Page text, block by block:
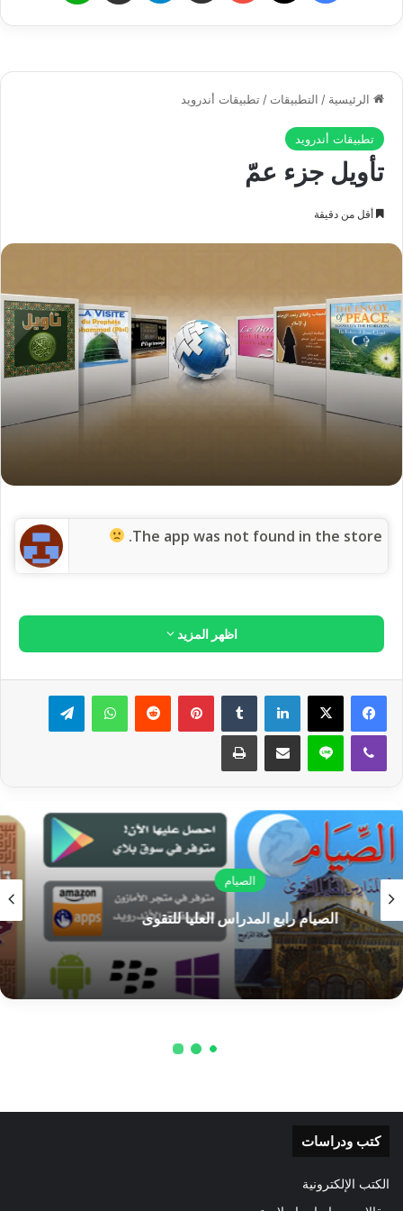
أمَّا الإقامة: فليس المراد منها ألفاظاً تتلى ولا نهوضاً من بعد جلوس
كما يتبادر لأذهان طائفة من الناس إذ تراهم قعوداً لا ينهضون إلاَّ إذا
الإقامة في حقيقتها إيقاظ مشاعر النفس
وعودة بها إلى الطريق الذي مرَّت به خلال
وقفت بين يدي الله للصلاة فسرعان ما
تعود بها ألفاظ الإقامة إلى ذلك المجال.
الجناب.
والعظمة والجلال والقدرة والله أكبر الله أكبر مما شاهدت هذه
النفس من هذه المعاني لتلك الأسماء وتعود النفس بكلمة أشهد أن لا
إلۤه إلا الله تذكر شهودها للتسيير الإلۤهي لملكوت السموات
والأرض، وتنغمس بهذا التكرار في تلك الرؤية وذلك الشهود، وتشتبك
أشهد أن محمداً رسول الله، وتستشفع بالصلة به إلى الله فإذا هي
قائمة بين يدي الله، مستغرقة في تلك المشاهد لتلك الأنوار الإلۤهية
منغمسة في لجج الجمال والكمال الإلۤهي فتعبّر عن أذواقها وتشعر
بكلماتها عما يجري في قراراتها وتقول حيَّ على الصلاة حيَّ على
الصلاة فما الحياة إلا بالصلة بالله حيَّ على الفلاح، حيَّ على الفلاح،
وما الحياة بمتحصِّلة إلا لمن قام بعمل الخير والإحسان وحيث أن هذا
المؤمن قد تحقق بما يقول وقدَّم من عمل الخير والإحسان ما جعله
يخوض غمار هذه الصلة ويقف هذا الموقف العالي بين يدي بارئ
الكون وخالق الأرض والسموات وحيث أن نفسه أضحت في ذلك
الجمال، فهنالك تعبر عن ذلك بقولها: قد قامت الصلاة، قد قامت
لقد قامت في نفسي تلك الصلة بالله، لقد أصبحت منغمساً في لجج
الإقبال على الله والشهود لجلال الله، الله أكبر الله أكبر مما أشاهده
الله.
Play
كتب ودراسات
الكتب الإلكترونية